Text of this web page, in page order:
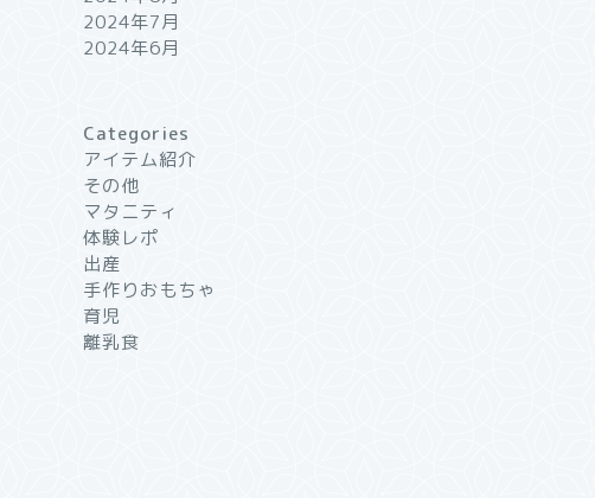
2024年7月
2024年6月
Categories
アイテム紹介
その他
マタニティ
体験レポ
出産
手作りおもちゃ
育児
離乳食